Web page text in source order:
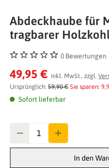
Abdeckhaube für
tragbarer
Durchschnittliche Bewertung
0 Bewertungen
49,95 € inkl. MwSt., zzgl.
Ursprünglich: 59,90 € Sie sparen:
Sofort lieferbar
In den